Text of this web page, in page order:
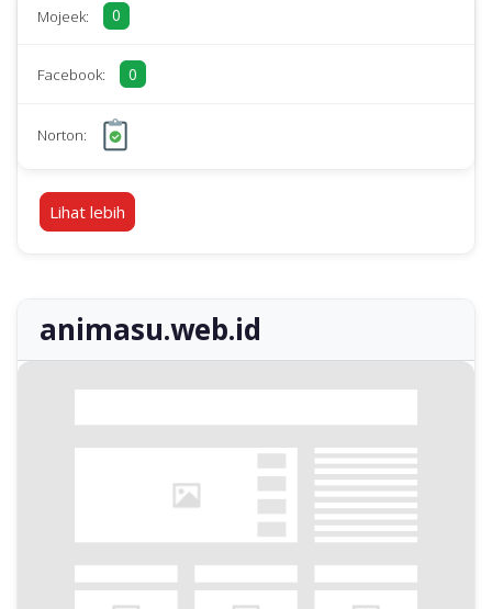
Mojeek: 0
Facebook: 0
Norton:
Lihat lebih
animasu.web.id